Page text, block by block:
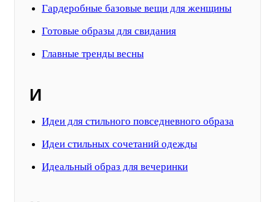
Гардеробные базовые вещи для женщины
Готовые образы для свидания
Главные тренды весны
И
Идеи для стильного повседневного образа
Идеи стильных сочетаний одежды
Идеальный образ для вечеринки